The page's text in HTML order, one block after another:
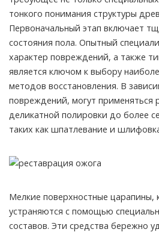
тонкого понимания структуры
Первоначальный этап включает
состояния пола. Опытный
характер повреждений, а также
является ключом к выбору
методов восстановления. В
повреждений, могут применяться
деликатной полировки до более
таких как шпатлевание и
Мелкие поверхностные царапины,
устраняются с помощью
составов. Эти средства бережно